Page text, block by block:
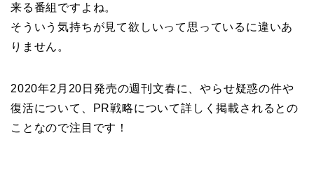
来る番組ですよね。
そういう気持ちが見て欲しいって思っているに違いあ
りません。
2020年2月20日発売の週刊文春に、やらせ疑惑の件や
復活について、PR戦略について詳しく掲載されるとの
ことなので注目です！